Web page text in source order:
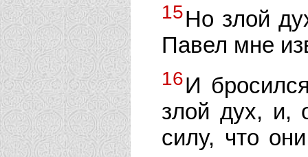
15Но злой
Павел мне
16И
злой дух, и,
силу, что